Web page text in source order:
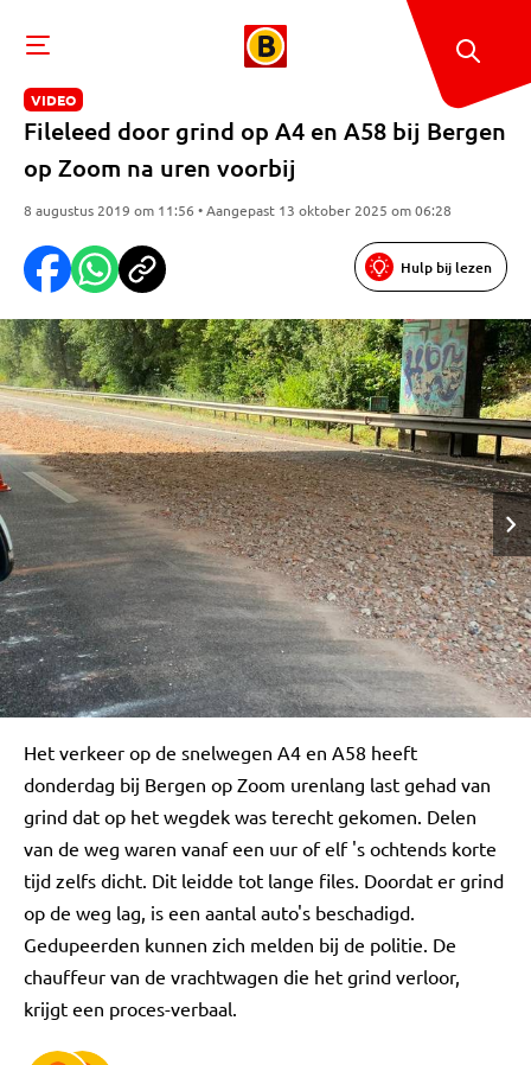
VIDEO
Fileleed door grind op A4 en A58 bij Bergen
op Zoom na uren voorbij
8 augustus 2019 om 11:56 • Aangepast 13 oktober 2025 om 06:28
Hulp bij lezen
Het verkeer op de snelwegen A4 en A58 heeft
donderdag bij Bergen op Zoom urenlang last gehad van
grind dat op het wegdek was terecht gekomen. Delen
van de weg waren vanaf een uur of elf 's ochtends korte
tijd zelfs dicht. Dit leidde tot lange files. Doordat er grind
op de weg lag, is een aantal auto's beschadigd.
Gedupeerden kunnen zich melden bij de politie. De
chauffeur van de vrachtwagen die het grind verloor,
krijgt een proces-verbaal.